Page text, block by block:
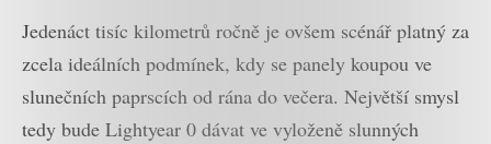
Jedenáct tisíc kilometrů ročně je ovšem scénář platný za
zcela ideálních podmínek, kdy se panely koupou ve
slunečních paprscích od rána do večera. Největší smysl
tedy bude Lightyear 0 dávat ve vyloženě slunných